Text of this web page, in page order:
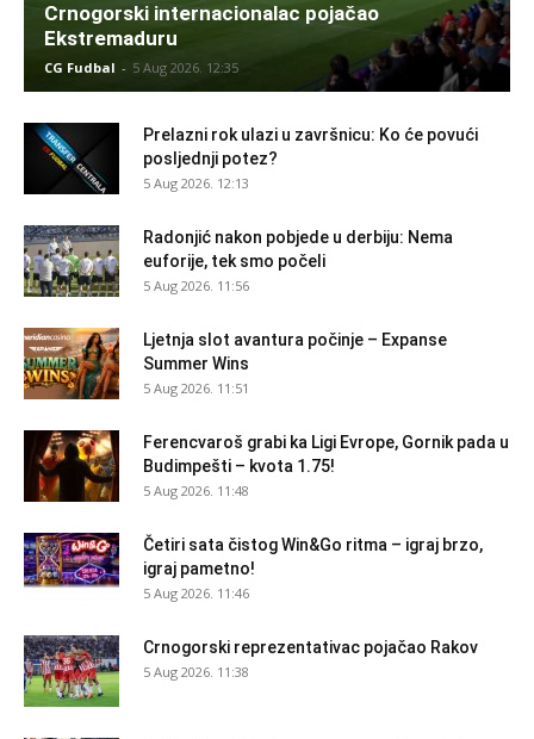
Crnogorski internacionalac pojačao
Ekstremaduru
CG Fudbal - 5 Aug 2026. 12:35
Prelazni rok ulazi u završnicu: Ko će povući
posljednji potez?
5 Aug 2026. 12:13
Radonjić nakon pobjede u derbiju: Nema
euforije, tek smo počeli
5 Aug 2026. 11:56
Ljetnja slot avantura počinje – Expanse
Summer Wins
5 Aug 2026. 11:51
Ferencvaroš grabi ka Ligi Evrope, Gornik pada u
Budimpešti – kvota 1.75!
5 Aug 2026. 11:48
Četiri sata čistog Win&Go ritma – igraj brzo,
igraj pametno!
5 Aug 2026. 11:46
Crnogorski reprezentativac pojačao Rakov
5 Aug 2026. 11:38